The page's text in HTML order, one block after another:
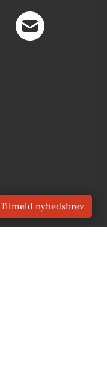
Tilmeld nyhedsbrev